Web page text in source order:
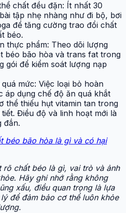
chất đều đặn: Ít nhất 30
tập nhẹ nhàng như đi bộ, bơi
để tăng cường trao đổi chất
béo.
thực phẩm: Theo dõi lượng
béo bão hòa và trans fat trong
gói để kiểm soát lượng nạp
mức: Việc loại bỏ hoàn
áp dụng chế độ ăn quá khắt
thể thiếu hụt vitamin tan trong
Điều độ và linh hoạt mới là
đắn.
béo bão hòa là gì và có hại
rõ chất béo là gì, vai trò và ảnh
Hãy ghi nhớ rằng không
xấu, điều quan trọng là lựa
để đảm bảo cơ thể luôn khỏe